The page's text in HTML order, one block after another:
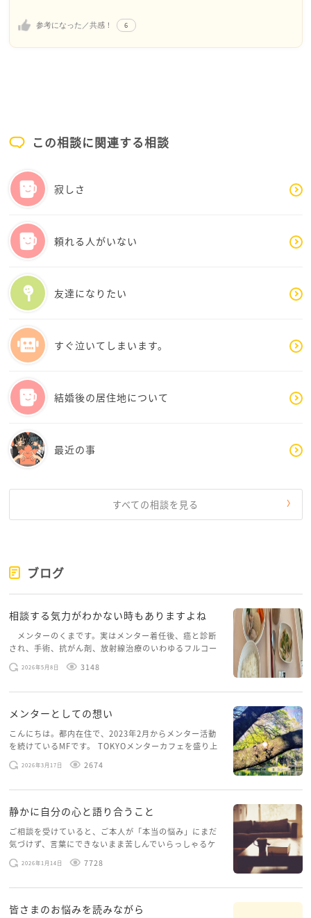
や姿を見すぎないようにしています
マホにいれてます
す
・その他
耳栓を用意しておく、好きな音楽の再生リストを作っ
てイヤホンできく、深呼吸する、好きな小物をバッグ
に入れておく、あたたかい飲み物を水筒に入れる、ま
ったく違うことを考える（夕食のメニュー、週末の予
定など）
また、通勤にとらわれないテレワークといった働き方
ありますので、朝の通勤を無理しない働き方も選択で
きる世の中だと思います
ハコさんが対策できる範囲で朝の通勤を乗り切れそう
か、そもそも働き方について選択肢を広くもつことも
大丈夫だと思います
すこしでもお役に立てればうれしいです
参考になった／共感！ 6
この相談に関連する相談
寂しさ
頼れる人がいない
友達になりたい
すぐ泣いてしまいます。
結婚後の居住地について
最近の事
すべての相談を見る
ブログ
相談する気力がわかない時もありますよね
メンターのくまです。実はメンター着任後、癌と診断
され、手術、抗がん剤、放射線治療のいわゆるフルコー
スを体験していて、しばらくメンターカフェに来られて
いませんでした。体力だけでなく、気力も落ちパソコン
2026年5月8日 3148
メンターとしての想い
こんにちは。都内在住で、2023年2月からメンター活動
を続けているMFです。 TOKYOメンターカフェを盛り上
げたいという想いから、勇気を出して初めてブログを投
稿してみようと思います。少し自分のことを書いてみま
2026年3月17日 2674
静かに自分の心と語り合うこと
ご相談を受けていると、ご本人が「本当の悩み」にまだ
気づけず、言葉にできないまま苦しんでいらっしゃるケ
ースがありますお悩みというのは、心の深いところ（深
層心理）に触れることで、まったく違う角度から解決の
2026年1月14日 7728
皆さまのお悩みを読みながら